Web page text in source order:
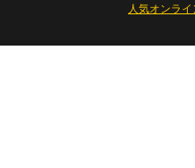
人気オンラ